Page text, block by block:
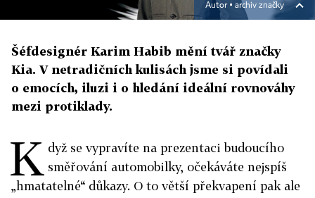
Autor ▪ archiv značky
Šéfdesignér Karim Habib mění tvář značky
Kia. V netradičních kulisách jsme si povídali
o emocích, iluzi i o hledání ideální rovnováhy
mezi protiklady.
K dyž se vypravíte na prezentaci budoucího
směřování automobilky, očekáváte nejspíš
„hmatatelné“ důkazy. O to větší překvapení pak ale